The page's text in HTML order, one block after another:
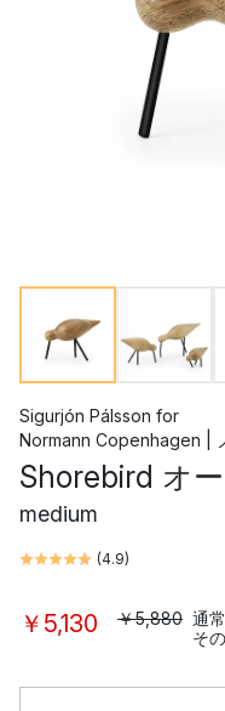
Sigurjón Pálsson for
Normann Copenhagen |
Shorebird オ
medium
(4.9)
￥5,130 ￥5,880 通
そ